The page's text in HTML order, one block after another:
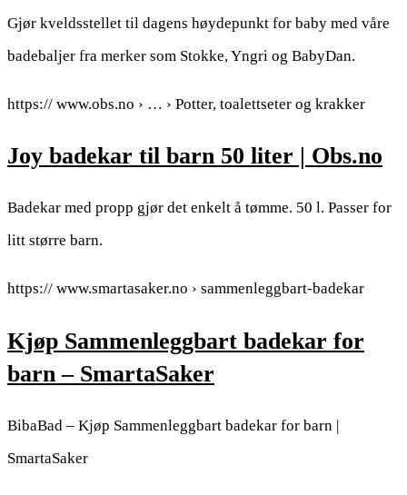
Gjør kveldsstellet til dagens høydepunkt for baby med våre
badebaljer fra merker som Stokke, Yngri og BabyDan.
https:// www.obs.no › … › Potter, toalettseter og krakker
Joy badekar til barn 50 liter | Obs.no
Badekar med propp gjør det enkelt å tømme. 50 l. Passer for
litt større barn.
https:// www.smartasaker.no › sammenleggbart-badekar
Kjøp Sammenleggbart badekar for
barn – SmartaSaker
BibaBad – Kjøp Sammenleggbart badekar for barn |
SmartaSaker